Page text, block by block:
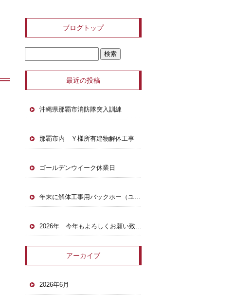
ブログトップ
最近の投稿
沖縄県那覇市消防隊突入訓練
那覇市内 Ｙ様所有建物解体工事
ゴールデンウイーク休業日
年末に解体工事用バックホー（ユンボ）がヤードに戻ってきました。
2026年 今年もよろしくお願い致します。
アーカイブ
2026年6月